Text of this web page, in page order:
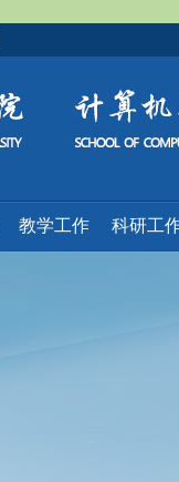
教学工作 科研工